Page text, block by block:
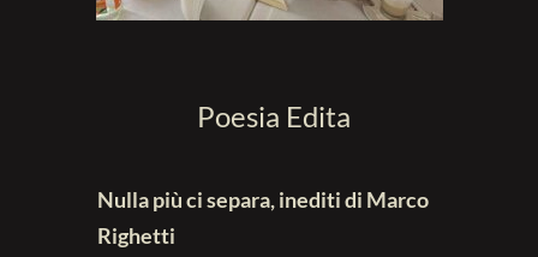
Poesia Edita
Nulla più ci separa, inediti di Marco
Righetti